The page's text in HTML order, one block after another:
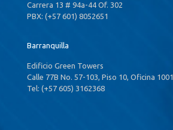
Carrera 13 # 94a-44 Of. 302
PBX: (+57 601) 8052651
Barranquilla
Edificio Green Towers
Calle 77B No. 57-103, Piso 10, Oficina 1001
Tel: (+57 605) 3162368